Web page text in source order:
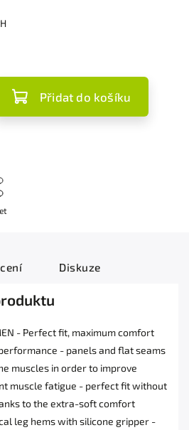
Přidat do košíku
Diskuze
- Perfect fit, maximum comfort
- panels and flat seams
muscles in order to improve
muscle fatigue - perfect fit without
to the extra-soft comfort
leg hems with silicone gripper -